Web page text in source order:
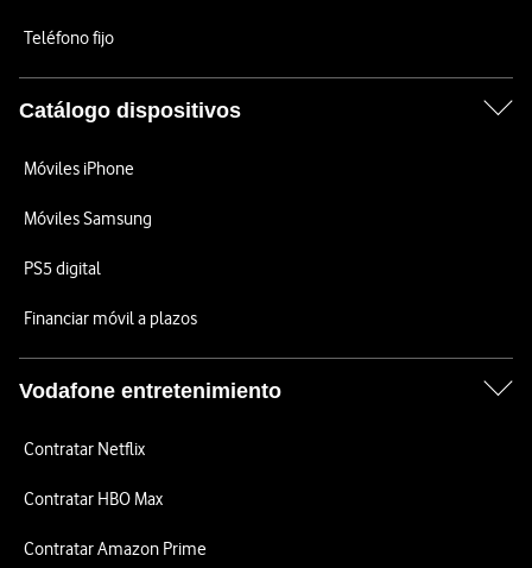
Teléfono fijo
Catálogo dispositivos
Móviles iPhone
Móviles Samsung
PS5 digital
Financiar móvil a plazos
Vodafone entretenimiento
Contratar Netflix
Contratar HBO Max
Contratar Amazon Prime